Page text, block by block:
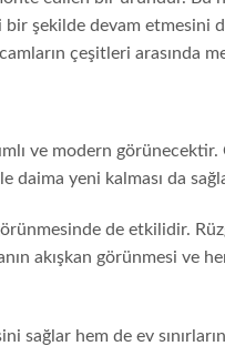
bir şekilde devam
çeşitleri arasında
ve modern görünecektir.
daima yeni kalması da
de etkilidir.
akışkan görünmesi ve
hem de ev